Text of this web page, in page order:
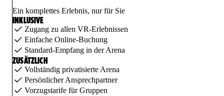
Ein komplettes Erlebnis, nur für Sie
INKLUSIVE
Zugang zu allen VR-Erlebnissen
Einfache Online-Buchung
Standard-Empfang in der Arena
ZUSÄTZLICH
Vollständig privatisierte Arena
Persönlicher Ansprechpartner
Vorzugstarife für Gruppen